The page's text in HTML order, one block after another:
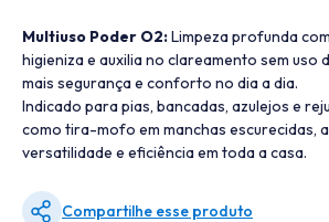
Multiuso Poder O2:Limpeza profunda
higieniza e auxilia no clareamento sem uso
mais segurança e conforto no dia a dia.
Indicado para pias, bancadas, azulejos e
como tira-mofo em manchas escurecidas,
versatilidade e eficiência em toda a casa.
Compartilhe esse produto